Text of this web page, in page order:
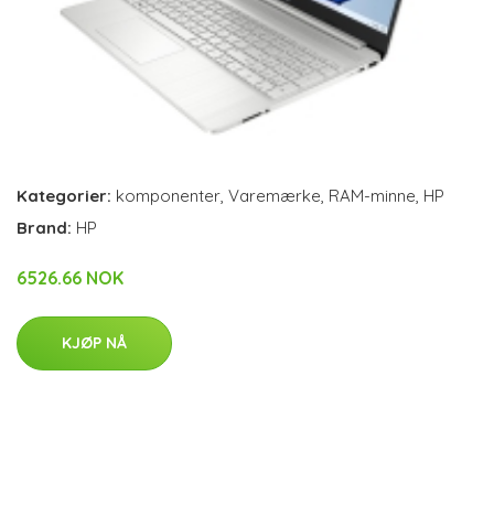
Kategorier: komponenter Varemærke RAM-minne HP
Brand: HP
6526.66 NOK
KJØP NÅ